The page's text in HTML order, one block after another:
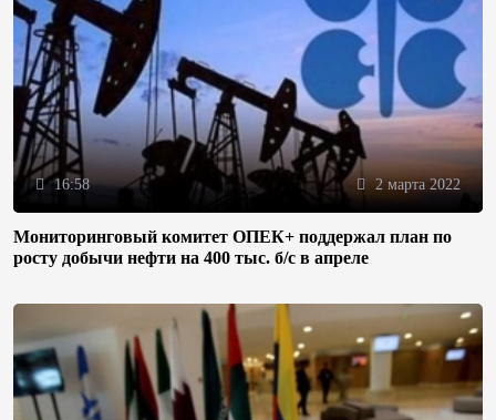
16:58 2 марта 2022
Мониторинговый комитет ОПЕК+ поддержал план по
росту добычи нефти на 400 тыс. б/с в апреле